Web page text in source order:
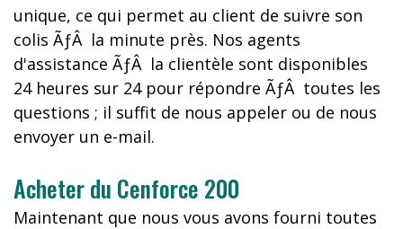
unique, ce qui permet au client de suivre son
colis ÃƒÂ la minute près. Nos agents
d'assistance ÃƒÂ la clientèle sont disponibles
24 heures sur 24 pour répondre ÃƒÂ toutes les
questions ; il suffit de nous appeler ou de nous
envoyer un e-mail.
Acheter du Cenforce 200
Maintenant que nous vous avons fourni toutes